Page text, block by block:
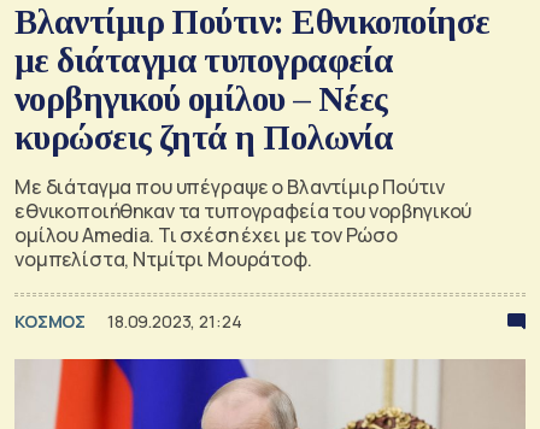
Βλαντίμιρ Πούτιν: Εθνικοποίησε
με διάταγμα τυπογραφεία
νορβηγικού ομίλου – Νέες
κυρώσεις ζητά η Πολωνία
Με διάταγμα που υπέγραψε ο Βλαντίμιρ Πούτιν
εθνικοποιήθηκαν τα τυπογραφεία του νορβηγικού
ομίλου Amedia. Τι σχέση έχει με τον Ρώσο
νομπελίστα, Ντμίτρι Μουράτοφ.
ΚΟΣΜΟΣ 18.09.2023, 21:24